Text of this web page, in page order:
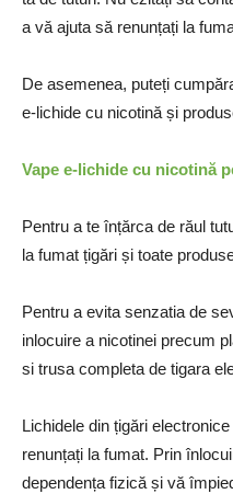
a vă ajuta să renunțați la
De asemenea, puteți
e-lichide cu nicotină și
Vape e-lichide cu nicotină
Pentru a te înțărca de răul
la fumat țigări și toate
Pentru a evita senzatia de
inlocuire a nicotinei precum
si trusa completa de tigara
Lichidele din țigări
renunțați la fumat. Prin
dependența fizică și vă